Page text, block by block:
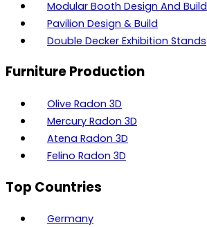
Modular Booth Design And Build
Pavilion Design & Build
Double Decker Exhibition Stands
Furniture Production
Olive Radon 3D
Mercury Radon 3D
Atena Radon 3D
Felino Radon 3D
Top Countries
Germany